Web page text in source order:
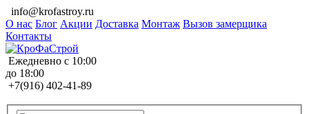
info@krofastroy.ru
О нас Блог Акции Доставка Монтаж Вызов замерщика
Контакты
Ежедневно с 10:00
до 18:00
+7(916) 402-41-89